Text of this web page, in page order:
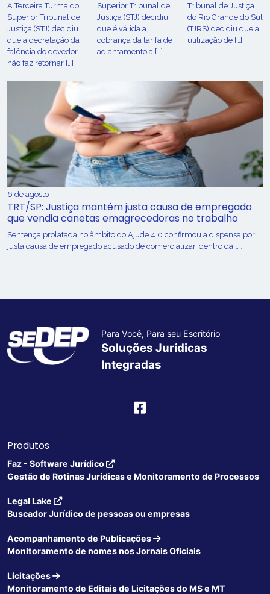
A Terceira Turma do
Superior Tribunal de
Justiça (STJ) decidiu
que a decretação da
falência do devedor
não faz retornar […]
Superior Tribunal de
Justiça (STJ) decidiu
que é válida a
cobrança da tarifa de
adiantamento a […]
Tribunal de Justiça
do Rio Grande do Sul
(TJRS) decidiu que a
utilização de […]
6 de agosto
TRT/SP: Justiça mantém justa causa de empregado
que vendia canetas emagrecedoras no trabalho
Sentença prolatada no âmbito do Ajude 4.0 confirmou a dispensa por
justa causa de empregado acusado de comercializar, dentro da […]
Para Você, Para seu Escritório
Soluções Jurídicas
Integradas
Produtos
Faz - Software Jurídico
Gestão de Rotinas Jurídicas e Monitoramento de Processos
Legal Lake
Buscador Jurídico de pessoas ou empresas
Acompanhamento de Publicações
Monitoramento de nomes nos Jornais Oficiais
Licitações
Monitoramento de Editais de Licitações do MS e MT